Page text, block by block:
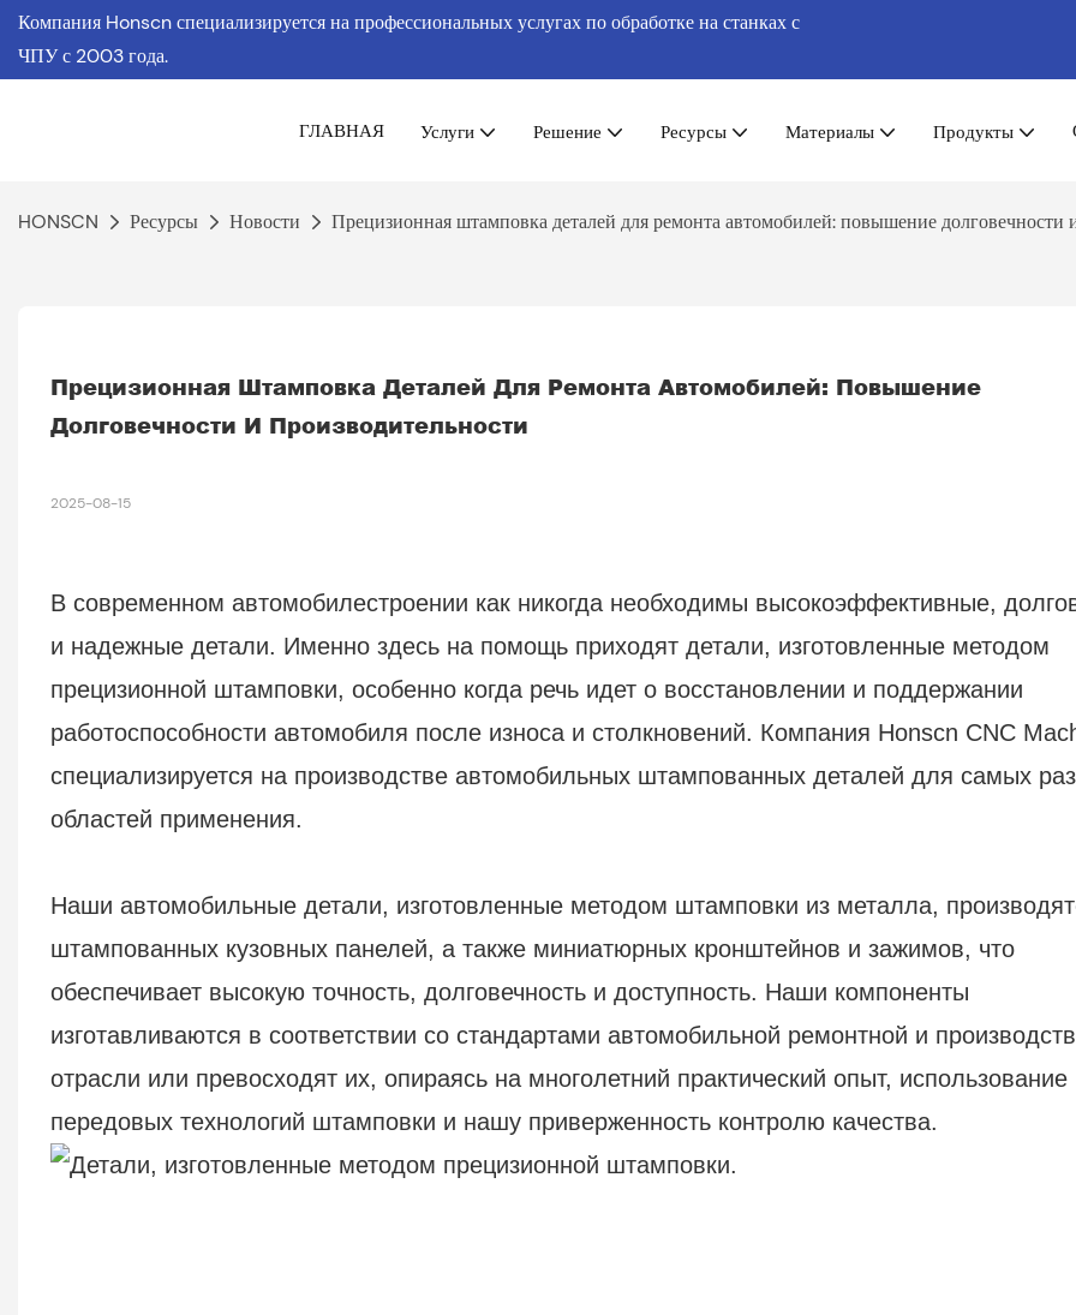
Компания Honscn специализируется на профессиональных услугах по обработке на станках с
ЧПУс 2003 года.
ГЛАВНАЯ Услуги Решение Ресурсы Материалы Продукты
HONSCN Ресурсы Новости Прецизионная штамповка деталей для ремонта автомобилей: повышение долговечности
Прецизионная Штамповка Деталей Для Ремонта Автомобилей: Повышение
Долговечности И Производительности
2025-08-15
В современном автомобилестроении как никогда необходимы высокоэффективные,
и надежные детали. Именно здесь на помощь приходят детали, изготовленные методом
прецизионной штамповки, особенно когда речь идет о восстановлении и поддержании
работоспособности автомобиля после износа и столкновений. Компания Honscn CNC
специализируется на производстве автомобильных штампованных деталей для самых
областей применения.
Наши автомобильные детали, изготовленные методом штамповки из металла,
штампованных кузовных панелей, а также миниатюрных кронштейнов и зажимов, что
обеспечивает высокую точность, долговечность и доступность. Наши компоненты
изготавливаются в соответствии со стандартами автомобильной ремонтной и
отрасли или превосходят их, опираясь на многолетний практический опыт, использование
передовых технологий штамповки и нашу приверженность контролю качества.